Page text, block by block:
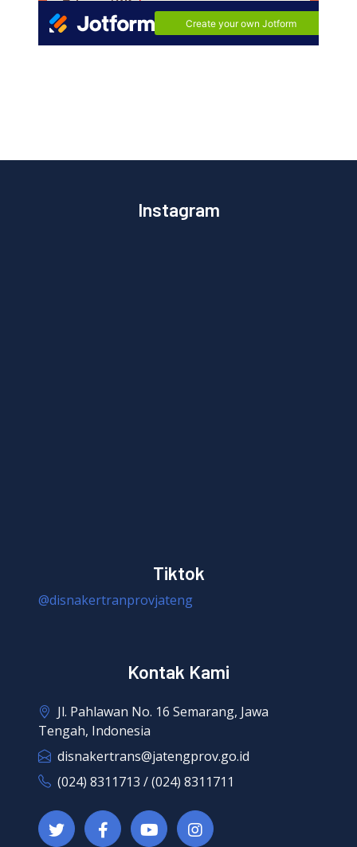
Instagram
Tiktok
@disnakertranprovjateng
Kontak Kami
Jl. Pahlawan No. 16 Semarang, Jawa
Tengah, Indonesia
disnakertrans@jatengprov.go.id
(024) 8311713 / (024) 8311711